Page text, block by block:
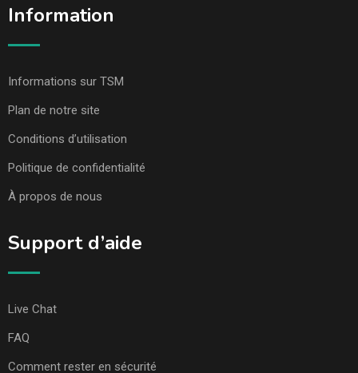
Information
Informations sur TSM
Plan de notre site
Conditions d’utilisation
Politique de confidentialité
À propos de nous
Support d’aide
Live Chat
FAQ
Comment rester en sécurité